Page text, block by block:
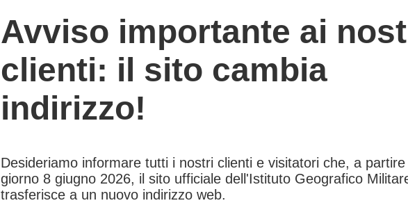
Avviso importante ai
clienti: il sito cambia
indirizzo!
Desideriamo informare tutti i nostri clienti e visitatori che, a partire
giorno 8 giugno 2026, il sito ufficiale dell'Istituto Geografico
trasferisce a un nuovo indirizzo web.